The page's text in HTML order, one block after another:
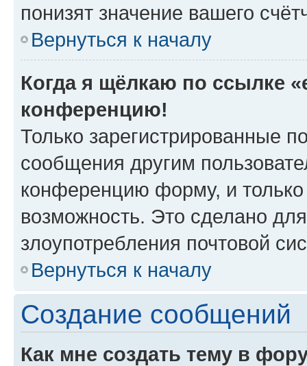
понизят значение вашего
Вернуться к началу
Когда я щёлкаю по ссылке
конференцию!
Только зарегистрированные
сообщения другим
конференцию форму, и
возможность. Это сделано
злоупотребления почтовой
Вернуться к началу
Создание сообщений
Как мне создать тему в